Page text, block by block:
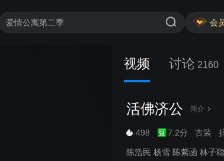
会
视频 讨论 2160
活佛济公 简介
498 7.2分 古装
陈浩民 杨雪 陈紫函 林子